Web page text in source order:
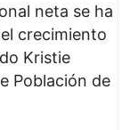
neta se ha
crecimiento
Kristie
Población de